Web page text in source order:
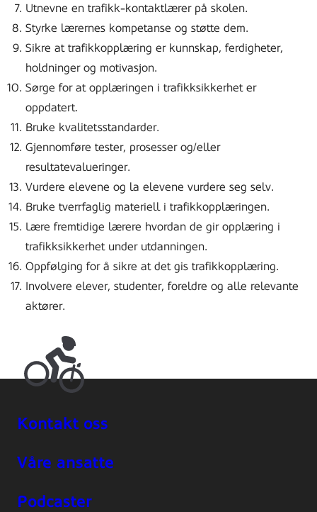
Utnevne en trafikk-kontaktlærer på skolen.
Styrke lærernes kompetanse og støtte dem.
Sikre at trafikkopplæring er kunnskap, ferdigheter,
holdninger og motivasjon.
Sørge for at opplæringen i trafikksikkerhet er
oppdatert.
Bruke kvalitetsstandarder.
Gjennomføre tester, prosesser og/eller
resultatevalueringer.
Vurdere elevene og la elevene vurdere seg selv.
Bruke tverrfaglig materiell i trafikkopplæringen.
Lære fremtidige lærere hvordan de gir opplæring i
trafikksikkerhet under utdanningen.
Oppfølging for å sikre at det gis trafikkopplæring.
Involvere elever, studenter, foreldre og alle relevante
aktører.
Kontakt oss
Våre ansatte
Podcaster